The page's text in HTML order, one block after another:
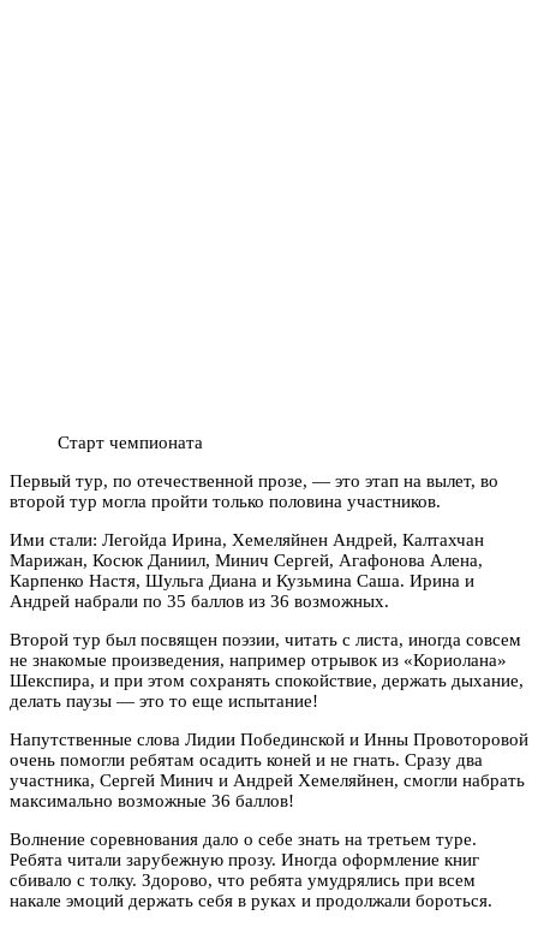
Старт чемпионата
Первый тур, по отечественной прозе, — это этап на вылет, во
второй тур могла пройти только половина участников.
Ими стали: Легойда Ирина, Хемеляйнен Андрей, Калтахчан
Марижан, Косюк Даниил, Минич Сергей, Агафонова Алена,
Карпенко Настя, Шульга Диана и Кузьмина Саша. Ирина и
Андрей набрали по 35 баллов из 36 возможных.
Второй тур был посвящен поэзии, читать с листа, иногда совсем
не знакомые произведения, например отрывок из «Кориолана»
Шекспира, и при этом сохранять спокойствие, держать дыхание,
делать паузы — это то еще испытание!
Напутственные слова Лидии Побединской и Инны Провоторовой
очень помогли ребятам осадить коней и не гнать. Сразу два
участника, Сергей Минич и Андрей Хемеляйнен, смогли набрать
максимально возможные 36 баллов!
Волнение соревнования дало о себе знать на третьем туре.
Ребята читали зарубежную прозу. Иногда оформление книг
сбивало с толку. Здорово, что ребята умудрялись при всем
накале эмоций держать себя в руках и продолжали бороться.